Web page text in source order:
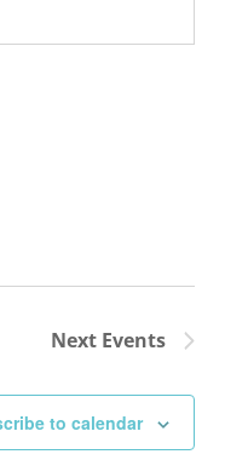
Next Events
to calendar